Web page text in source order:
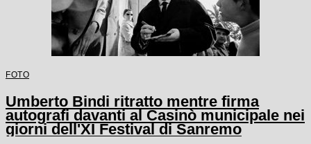
FOTO
Umberto Bindi ritratto mentre firma
autografi davanti al Casinò municipale nei
giorni dell'XI Festival di Sanremo